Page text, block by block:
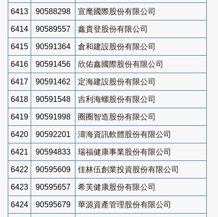
6413 90588298 宣麾國際股份有限公司
6414 90589557 鑫貴登股份有限公司
6415 90591364 倉和建設股份有限公司
6416 90591456 欣佑鑫國際股份有限公司
6417 90591462 定海建設股份有限公司
6418 90591548 吉利海螺股份有限公司
6419 90591998 圈圈智造股份有限公司
6420 90592201 濤海資訊軟體股份有限公司
6421 90594833 瑞福健康事業股份有限公司
6422 90595609 佳林伍創業投資股份有限公司
6423 90595657 希芙健康股份有限公司
6424 90595679 華源資產管理股份有限公司